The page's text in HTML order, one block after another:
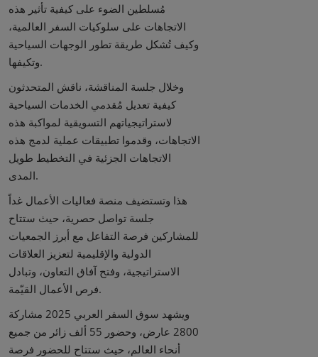
مُسلطين الضوء على كيفية تأثير هذه
الاتجاهات على سلوكيات السفر العالمية،
وكيف تُشكل طريقة تطور الوجهات السياحية
وتكيفها.
وخلال جلسة المناقشة، ناقش المتحدثون
كيفية تعديل مُقدمي الخدمات السياحية
لاستراتيجياتهم التسويقية لمواكبة هذه
الاتجاهات، وقدموا تطبيقات عملية لدمج هذه
الاتجاهات الجزئية في التخطيط طويل
المدى.
هذا وتستضيف منصة فعاليات الأعمال غداً
جلسة تواصل حصرية، حيث ستتاح
للمشاركين فرصة التفاعل مع أبرز الجمعيات
الدولية والإقليمية لتعزيز العلاقات
الاستراتيجية، وفتح آفاق التعاون، وتبادل
فرص الأعمال القيّمة.
ويشهد سوق السفر العربي 2025 مشاركة
2800 عارض، وحضور 55 ألف زائر من جميع
أنحاء العالم، حيث ستتاح للحضور فرصة